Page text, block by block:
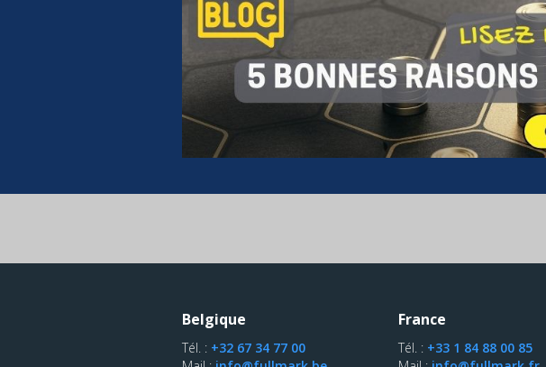
Belgique
Tél. : +32 67 34 77 00
France
Tél. : +33 1 84 88 00 85